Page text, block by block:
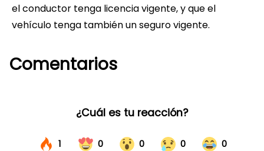
el conductor tenga licencia vigente, y que el
vehículo tenga también un seguro vigente.
Comentarios